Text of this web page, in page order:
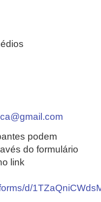
podem
do formulário
link
d/